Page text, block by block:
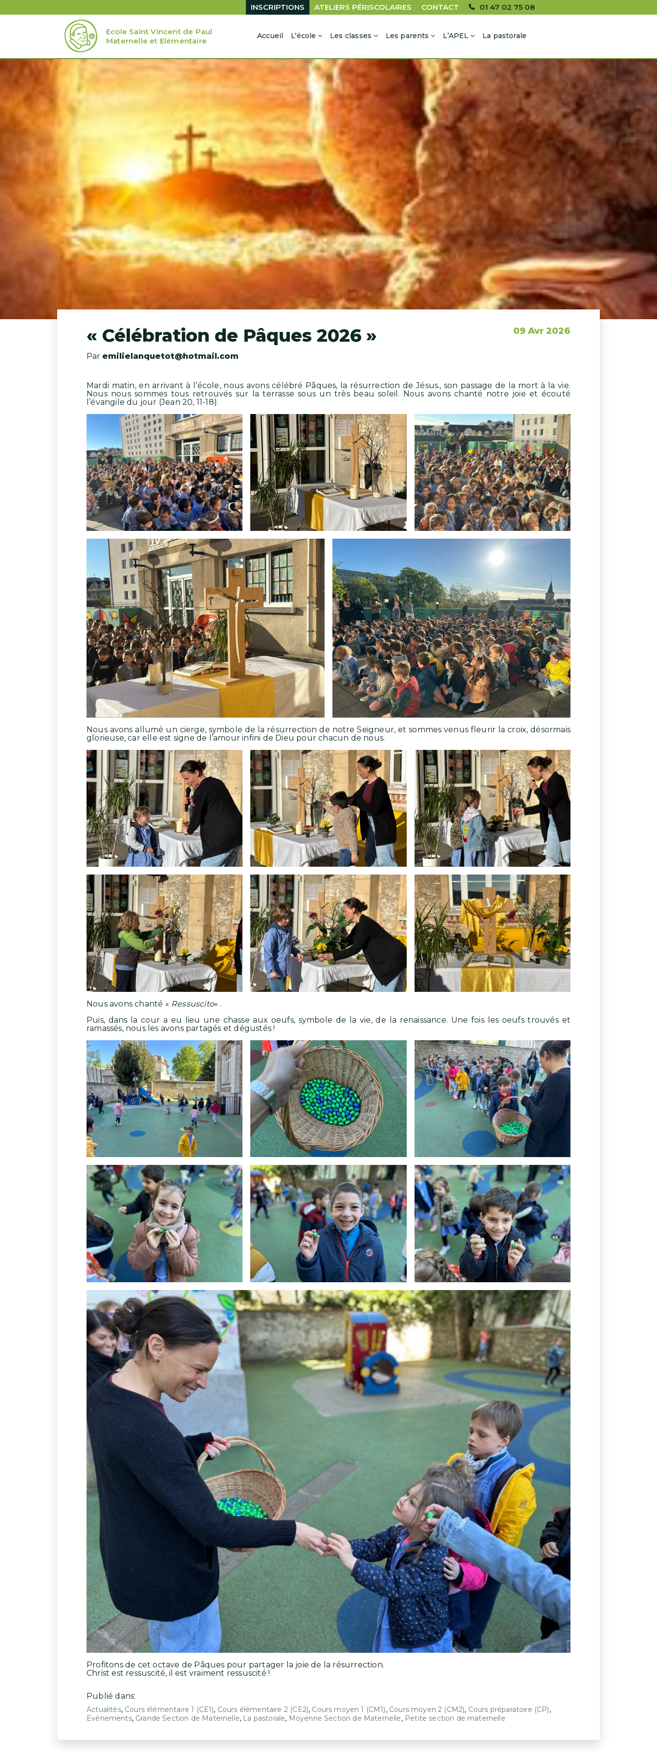
01 47 02 75 08
CONTACT
ATELIERS PÉRISCOLAIRES
INSCRIPTIONS
Ecole Saint Vincent de Paul
Maternelle et Elémentaire
Accueil L’école Les classes Les parents L’APEL La pastorale
« Célébration de Pâques 2026 » 09 Avr 2026
Par emilielanquetot@hotmail.com
Mardi matin, en arrivant à l’école, nous avons célébré Pâques, la résurrection de Jésus., son passage de la mort à la vie.
Nous nous sommes tous retrouvés sur la terrasse sous un très beau soleil. Nous avons chanté notre joie et écouté
l’évangile du jour (Jean 20, 11-18).
Nous avons allumé un cierge, symbole de la résurrection de notre Seigneur, et sommes venus fleurir la croix, désormais
glorieuse, car elle est signe de l’amour infini de Dieu pour chacun de nous.
Nous avons chanté « Ressuscito« .
Puis, dans la cour a eu lieu une chasse aux oeufs, symbole de la vie, de la renaissance. Une fois les oeufs trouvés et
ramassés, nous les avons partagés et dégustés !
Profitons de cet octave de Pâques pour partager la joie de la résurrection.
Christ est ressuscité, il est vraiment ressuscité !
Publié dans:
Actualités, Cours élémentaire 1 (CE1), Cours élémentaire 2 (CE2), Cours moyen 1 (CM1), Cours moyen 2 (CM2), Cours préparatoire (CP),
Evènements, Grande Section de Maternelle, La pastorale, Moyenne Section de Maternelle, Petite section de maternelle